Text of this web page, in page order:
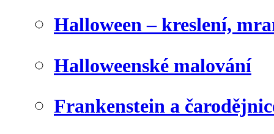
Halloween – kreslení,
Halloweenské malování
Frankenstein a